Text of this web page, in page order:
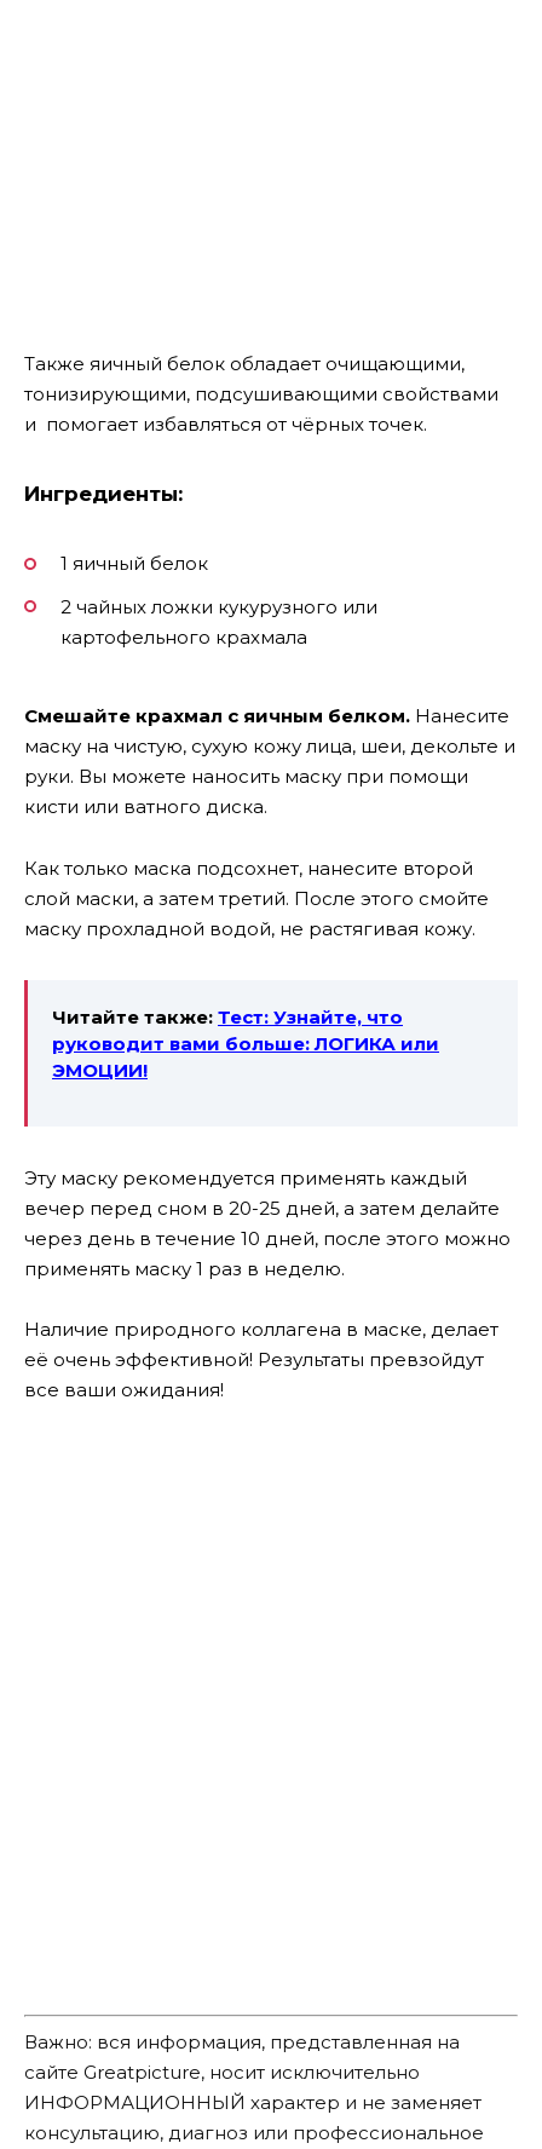
Также яичный белок обладает очищающими,
тонизирующими, подсушивающими свойствами
и помогает избавляться от чёрных точек.
Ингредиенты:
1 яичный белок
2 чайных ложки кукурузного или
картофельного крахмала
Смешайте крахмал с яичным белком. Нанесите
маску на чистую, сухую кожу лица, шеи, декольте и
руки. Вы можете наносить маску при помощи
кисти или ватного диска.
Как только маска подсохнет, нанесите второй
слой маски, а затем третий. После этого смойте
маску прохладной водой, не растягивая кожу.
Читайте также: Тест: Узнайте, что
руководит вами больше: ЛОГИКА или
ЭМОЦИИ!
Эту маску рекомендуется применять каждый
вечер перед сном в 20-25 дней, а затем делайте
через день в течение 10 дней, после этого можно
применять маску 1 раз в неделю.
Наличие природного коллагена в маске, делает
её очень эффективной! Результаты превзойдут
все ваши ожидания!
Важно: вся информация, представленная на
сайте Greatpicture, носит исключительно
ИНФОРМАЦИОННЫЙ характер и не заменяет
консультацию, диагноз или профессиональное